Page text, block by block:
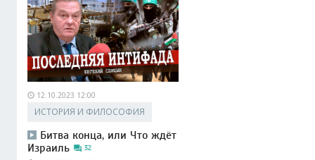
12.10.2023 12:00
ИСТОРИЯ И ФИЛОСОФИЯ
Битва конца, или Что ждёт
Израиль
32